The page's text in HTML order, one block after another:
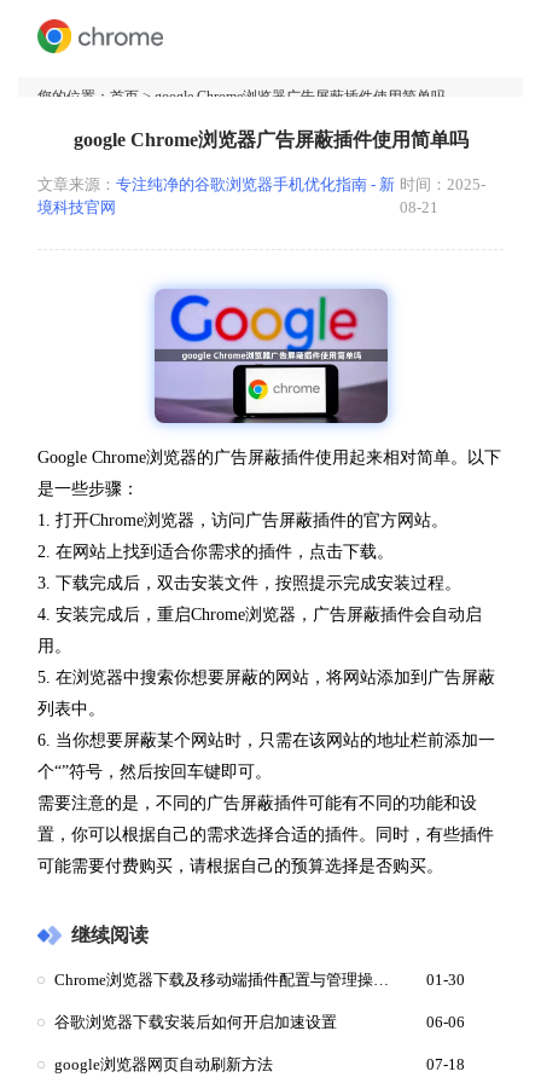
您的位置： 首页 > google Chrome浏览器广告屏蔽插件使用简单吗
google Chrome浏览器广告屏蔽插件使用简单吗
文章来源： 专注纯净的谷歌浏览器手机优化指南 - 新
境科技官网
时间：2025-
08-21
Google Chrome浏览器的广告屏蔽插件使用起来相对简单。以下
是一些步骤：
1. 打开Chrome浏览器，访问广告屏蔽插件的官方网站。
2. 在网站上找到适合你需求的插件，点击下载。
3. 下载完成后，双击安装文件，按照提示完成安装过程。
4. 安装完成后，重启Chrome浏览器，广告屏蔽插件会自动启
用。
5. 在浏览器中搜索你想要屏蔽的网站，将网站添加到广告屏蔽
列表中。
6. 当你想要屏蔽某个网站时，只需在该网站的地址栏前添加一
个“”符号，然后按回车键即可。
需要注意的是，不同的广告屏蔽插件可能有不同的功能和设
置，你可以根据自己的需求选择合适的插件。同时，有些插件
可能需要付费购买，请根据自己的预算选择是否购买。
继续阅读
Chrome浏览器下载及移动端插件配置与管理操作经验 01-30
谷歌浏览器下载安装后如何开启加速设置 06-06
google浏览器网页自动刷新方法 07-18